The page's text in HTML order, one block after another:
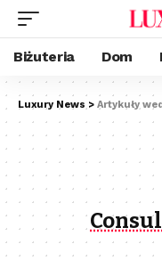
Biżuteria Dom
Luxury News > Artykuły